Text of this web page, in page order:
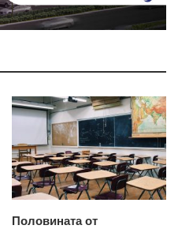
Половината от